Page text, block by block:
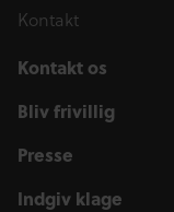
Kontakt
Kontakt os
Bliv frivillig
Presse
Indgiv klage